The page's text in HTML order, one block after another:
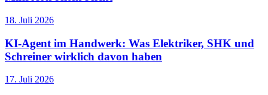
18. Juli 2026
KI-Agent im Handwerk: Was Elektriker, SHK und
Schreiner wirklich davon haben
17. Juli 2026